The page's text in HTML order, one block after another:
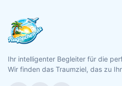
Ihr intelligenter Begleiter für die
Wir finden das Traumziel, das zu